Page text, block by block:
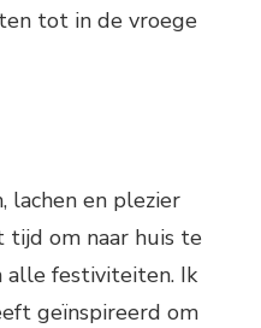
tot in de vroege
lachen en plezier
tijd om naar huis te
alle festiviteiten. Ik
geïnspireerd om